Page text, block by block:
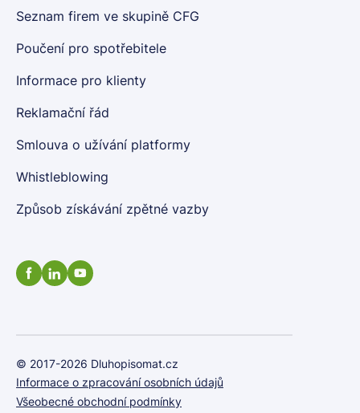
Seznam firem ve skupině CFG
Poučení pro spotřebitele
Informace pro klienty
Reklamační řád
Smlouva o užívání platformy
Whistleblowing
Způsob získávání zpětné vazby
© 2017-2026 Dluhopisomat.cz
Informace o zpracování osobních údajů
Všeobecné obchodní podmínky